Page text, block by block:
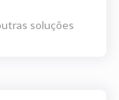
soluções